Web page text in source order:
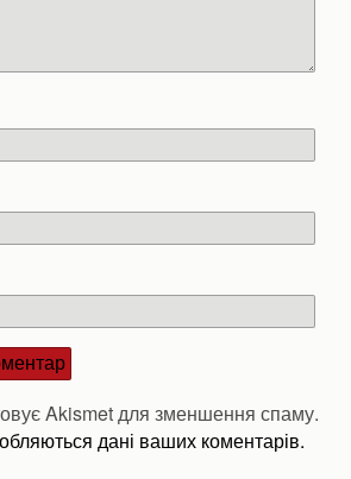
Akismet для зменшення спаму.
дані ваших коментарів.